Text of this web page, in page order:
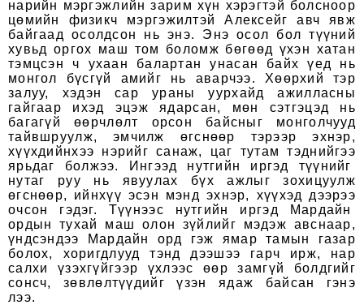
нарийн мэргэжлийн зарим хүн хэрэгтэй болсноор
цөмийн физикч мэргэжилтэй Алексейг авч явж
байгаад осолдсон нь энэ. Энэ осол бол түүний
хувьд оргох маш том боломж бөгөөд үхэн хатан
тэмцсэн ч ухаан балартан унасан байх үед нь
монгол бүсгүй амийг нь аварчээ. Хөөрхий тэр
залуу, хэдэн сар ураны уурхайд ажилласны
гайгаар ихэд эцэж ядарсан, мөн сэтгэцэд нь
багагүй өөрчлөлт орсон байсныг монголчууд
тайвшруулж, эмчилж өгснөөр тэрээр эхнэр,
хүүхдийнхээ нэрийг санаж, цаг тутам тэднийгээ
ярьдаг болжээ. Ингээд нутгийн иргэд түүнийг
нутаг руу нь явуулах бүх ажлыг зохицуулж
өгснөөр, ийнхүү эсэн мэнд эхнэр, хүүхэд дээрээ
очсон гэдэг. Түүнээс нутгийн иргэд Мардайн
ордын тухай маш олон зүйлийг мэдэж авснаар,
үндсэндээ Мардайн орд гэж ямар тамын газар
болох, хоригдлууд тэнд дээшээ гарч ирж, нар
салхи үзэхгүйгээр үхлээс өөр замгүй болдгийг
сонсч, зөвлөлтүүдийг үзэн ядаж байсан гэнэ
лээ.